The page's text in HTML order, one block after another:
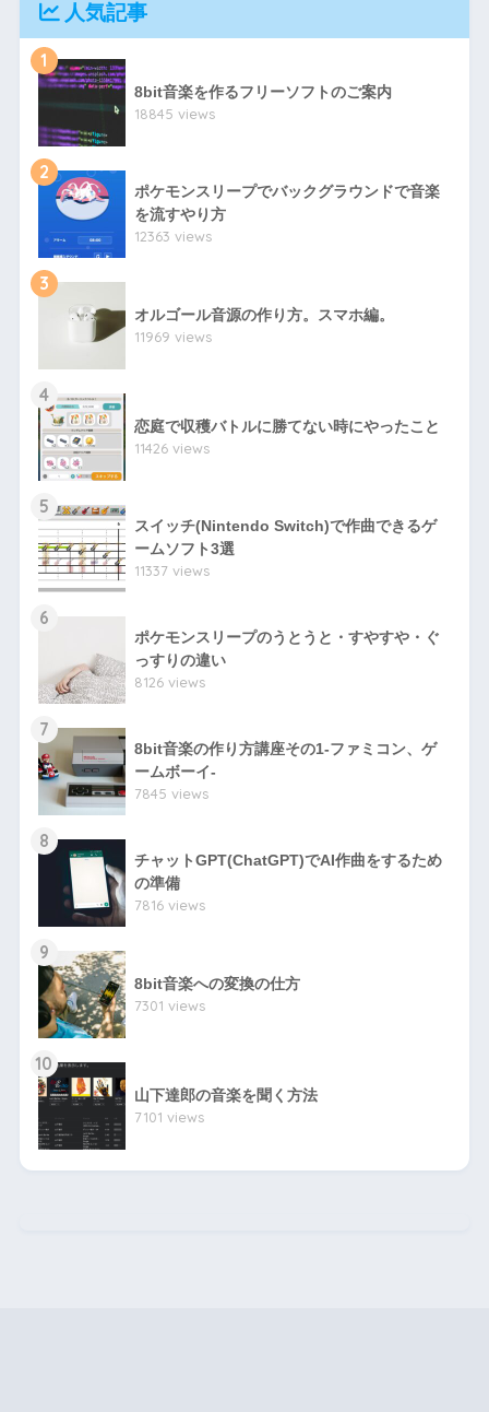
人気記事
1
8bit音楽を作るフリーソフトのご案内
18845 views
2
ポケモンスリープでバックグラウンドで音楽
を流すやり方
12363 views
3
オルゴール音源の作り方。スマホ編。
11969 views
4
恋庭で収穫バトルに勝てない時にやったこと
11426 views
5
スイッチ(Nintendo Switch)で作曲できるゲ
ームソフト3選
11337 views
6
ポケモンスリープのうとうと・すやすや・ぐ
っすりの違い
8126 views
7
8bit音楽の作り方講座その1-ファミコン、ゲ
ームボーイ-
7845 views
8
チャットGPT(ChatGPT)でAI作曲をするため
の準備
7816 views
9
8bit音楽への変換の仕方
7301 views
10
山下達郎の音楽を聞く方法
7101 views